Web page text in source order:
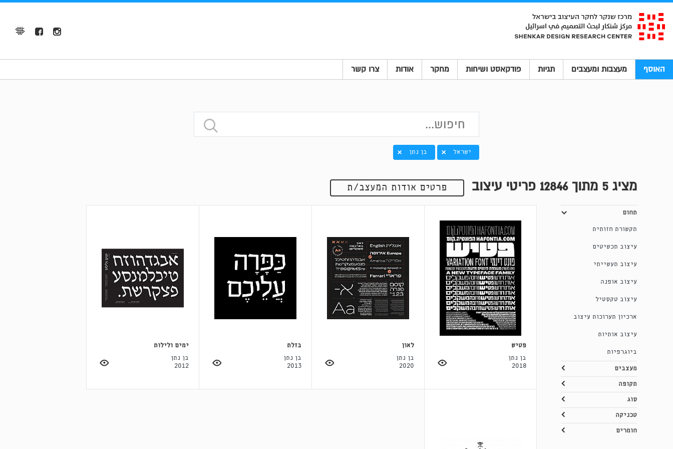
האוסף מעצבות ומעצבים תגיות פודקאסט ושיחות מחקר אודות צרו קשר
ישראל בן נתן
מציג 5 מתוך 12846 פריטי עיצוב פרטים אודות המעצב/ת
תחום
תקשורת חזותית
עיצוב תכשיטים
עיצוב תעשייתי
עיצוב אופנה
עיצוב טקסטיל
ארכיון תערוכות עיצוב
עיצוב אותיות
ביוגרפיות
מעצבים
תקופה
סוג
טכניקה
חומרים
פטיש
בן נתן
2018
לאון
בן נתן
2020
בזלת
בן נתן
2013
ימים ולילות
בן נתן
2012